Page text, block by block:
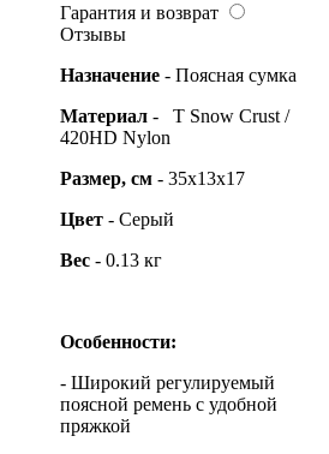
Гарантия и возврат
Отзывы
Назначение - Поясная сумка
Материал - T Snow Crust /
420HD Nylon
Размер, см - 35x13x17
Цвет - Серый
Вес - 0.13 кг
Особенности:
- Широкий регулируемый
поясной ремень с удобной
пряжкой